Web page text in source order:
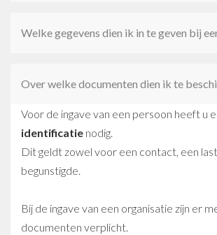
Welke gegevens dien ik in te geven bij
Over welke documenten dien ik te
Voor de ingave van een persoon heeft u
identificatie nodig.
Dit geldt zowel voor een contact, een
begunstigde.
Bij de ingave van een organisatie zijn er
documenten verplicht.